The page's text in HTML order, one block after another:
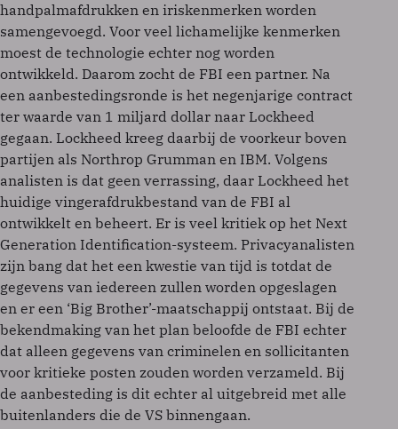
handpalmafdrukken en iriskenmerken worden
samengevoegd. Voor veel lichamelijke kenmerken
moest de technologie echter nog worden
ontwikkeld. Daarom zocht de FBI een partner. Na
een aanbestedingsronde is het negenjarige contract
ter waarde van 1 miljard dollar naar Lockheed
gegaan. Lockheed kreeg daarbij de voorkeur boven
partijen als Northrop Grumman en IBM. Volgens
analisten is dat geen verrassing, daar Lockheed het
huidige vingerafdrukbestand van de FBI al
ontwikkelt en beheert. Er is veel kritiek op het Next
Generation Identification-systeem. Privacyanalisten
zijn bang dat het een kwestie van tijd is totdat de
gegevens van iedereen zullen worden opgeslagen
en er een ‘Big Brother’-maatschappij ontstaat. Bij de
bekendmaking van het plan beloofde de FBI echter
dat alleen gegevens van criminelen en sollicitanten
voor kritieke posten zouden worden verzameld. Bij
de aanbesteding is dit echter al uitgebreid met alle
buitenlanders die de VS binnengaan.